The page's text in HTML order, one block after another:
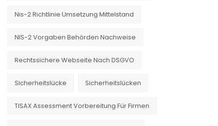
Nis-2 Richtlinie Umsetzung Mittelstand
NIS-2 Vorgaben Behörden Nachweise
Rechtssichere Webseite Nach DSGVO
Sicherheitslücke Sicherheitslücken
TISAX Assessment Vorbereitung Für Firmen